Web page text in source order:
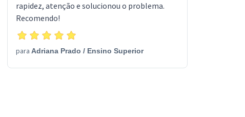
rapidez, atenção e solucionou o problema.
Recomendo!
para Adriana Prado / Ensino Superior